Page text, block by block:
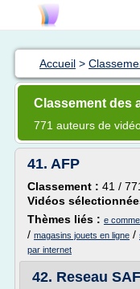
Accueil >
Classement des
771 auteurs de
41. AFP
Classement : 41 /
Vidéos
Thèmes liés : e
/ magasins jouets en ligne /
par internet
42. Reseau